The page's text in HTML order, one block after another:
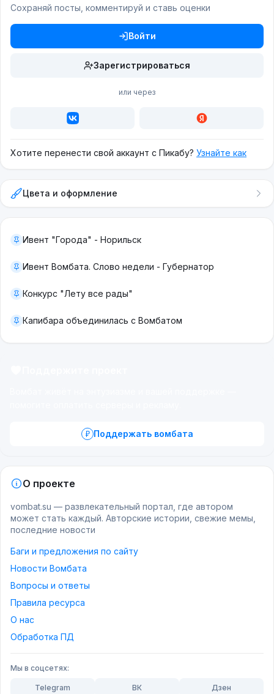
Сохраняй посты, комментируй и ставь оценки
Войти
Зарегистрироваться
или через
Хотите перенести свой аккаунт с Пикабу? Узнайте как
Цвета и оформление
Ивент "Города" - Норильск
Ивент Вомбата. Слово недели - Губернатор
Конкурс "Лету все рады"
Капибара объединилась с Вомбатом
Поддержать вомбата
О проекте
vombat.su — развлекательный портал, где автором
может стать каждый. Авторские истории, свежие мемы,
последние новости
Баги и предложения по сайту
Новости Вомбата
Вопросы и ответы
Правила ресурса
О нас
Обработка ПД
Мы в соцсетях:
Telegram ВК Дзен